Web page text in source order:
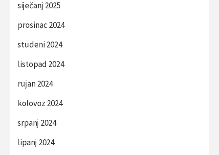
siječanj 2025
prosinac 2024
studeni 2024
listopad 2024
rujan 2024
kolovoz 2024
srpanj 2024
lipanj 2024